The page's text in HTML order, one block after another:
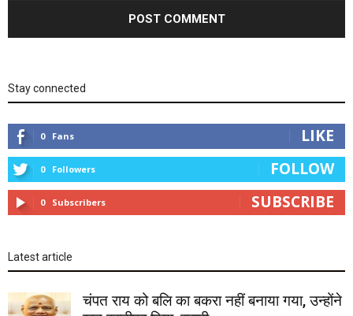
Stay connected
0 Fans LIKE
0 Followers FOLLOW
0 Subscribers SUBSCRIBE
Latest article
चंपत राय को बलि का बकरा नहीं बनाया गया, उन्होंने